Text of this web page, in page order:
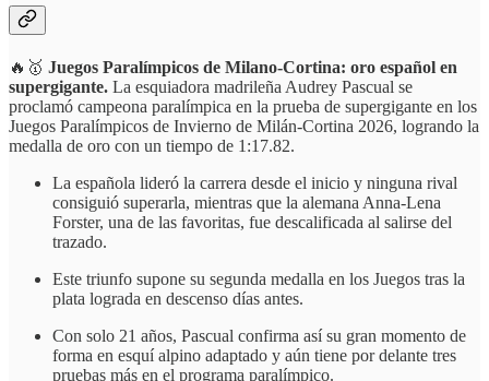
🔥🥇 Juegos Paralímpicos de Milano-Cortina: oro español en
supergigante. La esquiadora madrileña Audrey Pascual se
proclamó campeona paralímpica en la prueba de supergigante en los
Juegos Paralímpicos de Invierno de Milán‑Cortina 2026, logrando la
medalla de oro con un tiempo de 1:17.82.
La española lideró la carrera desde el inicio y ninguna rival
consiguió superarla, mientras que la alemana Anna-Lena
Forster, una de las favoritas, fue descalificada al salirse del
trazado.
Este triunfo supone su segunda medalla en los Juegos tras la
plata lograda en descenso días antes.
Con solo 21 años, Pascual confirma así su gran momento de
forma en esquí alpino adaptado y aún tiene por delante tres
pruebas más en el programa paralímpico.